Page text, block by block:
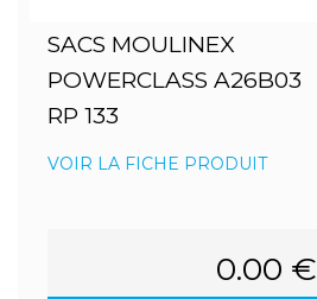
SACS MOULINEX
POWERCLASS A26B03
RP 133
VOIR LA FICHE PRODUIT
0.00 €